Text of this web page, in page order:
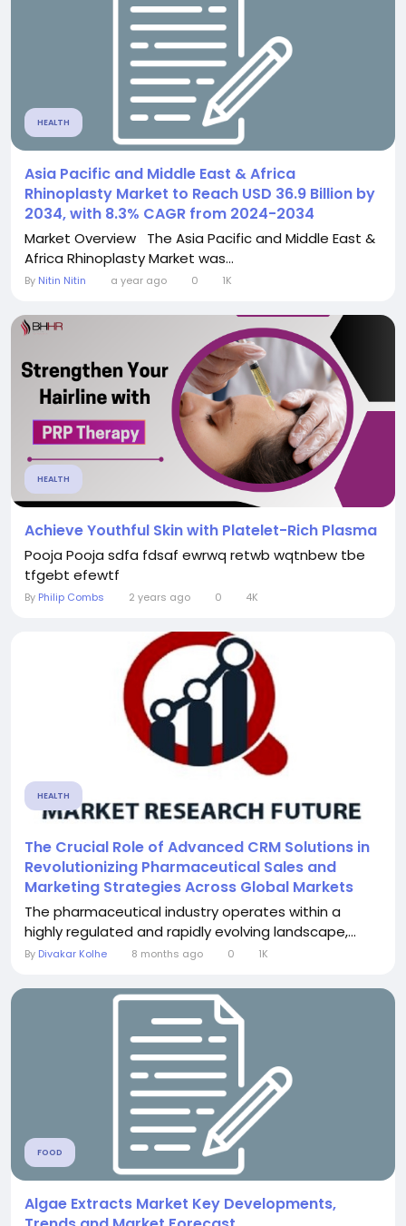
HEALTH
Asia Pacific and Middle East & Africa
Rhinoplasty Market to Reach USD 36.9 Billion by
2034, with 8.3% CAGR from 2024-2034
Market Overview The Asia Pacific and Middle East &
Africa Rhinoplasty Market was...
By Nitin Nitin a year ago 0 1K
HEALTH
Achieve Youthful Skin with Platelet-Rich Plasma
Pooja Pooja sdfa fdsaf ewrwq retwb wqtnbew tbe
tfgebt efewtf
By Philip Combs 2 years ago 0 4K
HEALTH
The Crucial Role of Advanced CRM Solutions in
Revolutionizing Pharmaceutical Sales and
Marketing Strategies Across Global Markets
The pharmaceutical industry operates within a
highly regulated and rapidly evolving landscape,...
By Divakar Kolhe 8 months ago 0 1K
FOOD
Algae Extracts Market Key Developments,